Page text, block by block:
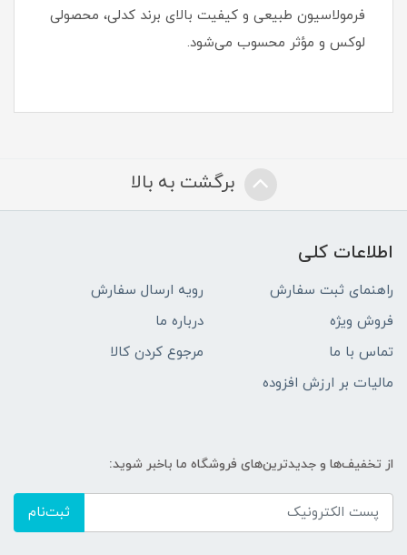
فرمولاسیون طبیعی و کیفیت بالای برند کدلی، محصولی
لوکس و مؤثر محسوب می‌شود.
برگشت به بالا
اطلاعات کلی
راهنمای ثبت سفارش
رویه ارسال سفارش
فروش ویژه
درباره ما
تماس با ما
مرجوع کردن کالا
مالیات بر ارزش افزوده
از تخفیف‌ها و جدیدترین‌های فروشگاه ما باخبر شوید:
ثبت‌نام